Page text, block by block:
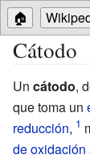
🏠
Cátodo
Un cátodo,
que toma un
reducción,
de oxidación